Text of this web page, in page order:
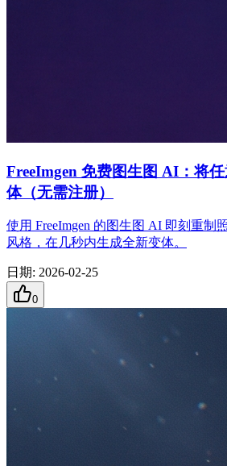
FreeImgen 免费图生图 AI：将
体（无需注册）
使用 FreeImgen 的图生图 AI 即刻重制
风格，在几秒内生成全新变体。
日期: 2026-02-25
0